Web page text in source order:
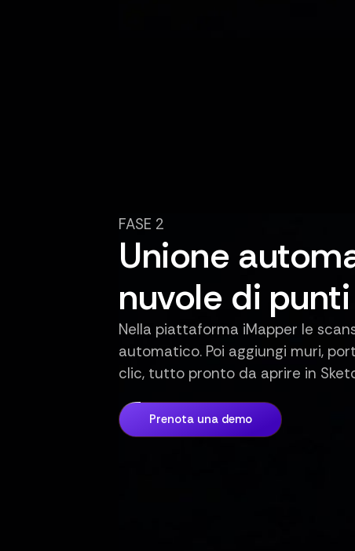
FASE 2
Unione
nuvole di punti
Nella piattaforma iMapper le
automatico. Poi aggiungi muri,
clic, tutto pronto da aprire in
Prenota una demo